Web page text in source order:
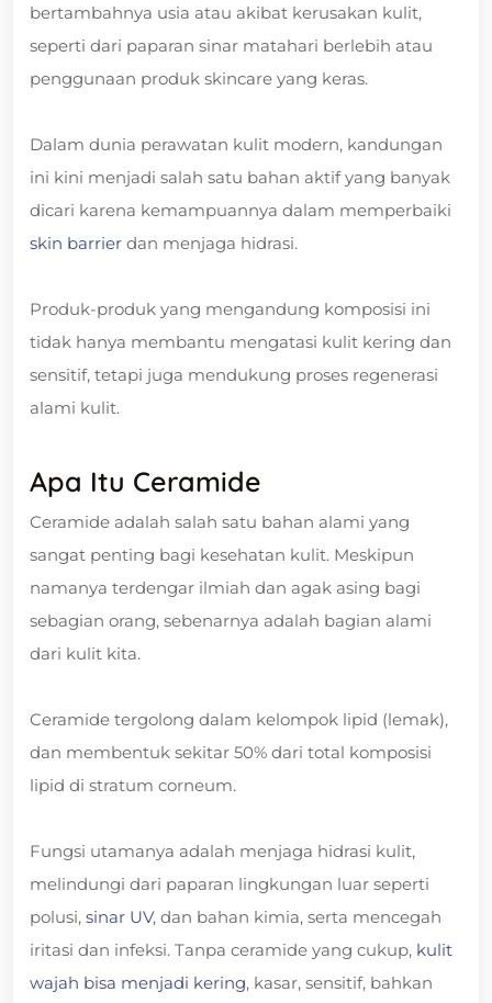
bertambahnya usia atau akibat kerusakan kulit,
seperti dari paparan sinar matahari berlebih atau
penggunaan produk skincare yang keras.
Dalam dunia perawatan kulit modern, kandungan
ini kini menjadi salah satu bahan aktif yang banyak
dicari karena kemampuannya dalam memperbaiki
skin barrier dan menjaga hidrasi.
Produk-produk yang mengandung komposisi ini
tidak hanya membantu mengatasi kulit kering dan
sensitif, tetapi juga mendukung proses regenerasi
alami kulit.
Apa Itu Ceramide
Ceramide adalah salah satu bahan alami yang
sangat penting bagi kesehatan kulit. Meskipun
namanya terdengar ilmiah dan agak asing bagi
sebagian orang, sebenarnya adalah bagian alami
dari kulit kita.
Ceramide tergolong dalam kelompok lipid (lemak),
dan membentuk sekitar 50% dari total komposisi
lipid di stratum corneum.
Fungsi utamanya adalah menjaga hidrasi kulit,
melindungi dari paparan lingkungan luar seperti
polusi, sinar UV, dan bahan kimia, serta mencegah
iritasi dan infeksi. Tanpa ceramide yang cukup, kulit
wajah bisa menjadi kering, kasar, sensitif, bahkan